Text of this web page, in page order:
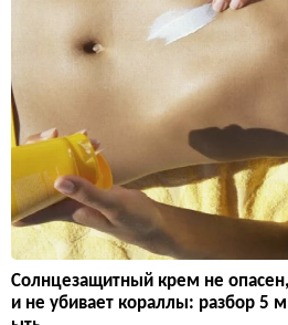
Солнцезащитный крем не
и не убивает кораллы: разбор 5